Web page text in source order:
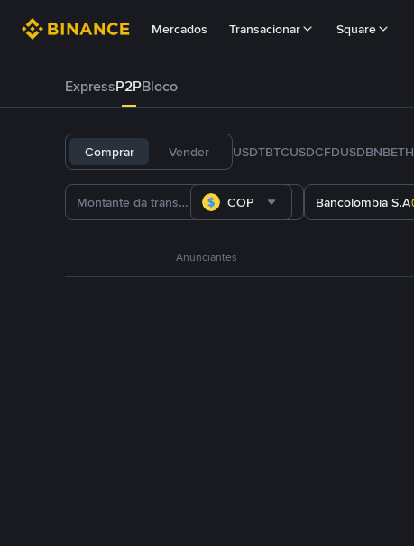
Mercados Transacionar Square
ExpressP2PBloco
Comprar Vender USDTBTCUSDCFDUSDBNBETH
COP Bancolombia S.A
Anunciantes